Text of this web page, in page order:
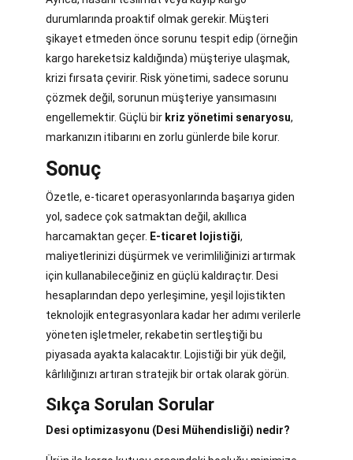
durumlarında proaktif olmak gerekir. Müşteri
şikayet etmeden önce sorunu tespit edip (örneğin
kargo hareketsiz kaldığında) müşteriye ulaşmak,
krizi fırsata çevirir. Risk yönetimi, sadece sorunu
çözmek değil, sorunun müşteriye yansımasını
engellemektir. Güçlü bir kriz yönetimi senaryosu,
markanızın itibarını en zorlu günlerde bile korur.
Sonuç
Özetle, e-ticaret operasyonlarında başarıya giden
yol, sadece çok satmaktan değil, akıllıca
harcamaktan geçer. E-ticaret lojistiği,
maliyetlerinizi düşürmek ve verimliliğinizi artırmak
için kullanabileceğiniz en güçlü kaldıraçtır. Desi
hesaplarından depo yerleşimine, yeşil lojistikten
teknolojik entegrasyonlara kadar her adımı verilerle
yöneten işletmeler, rekabetin sertleştiği bu
piyasada ayakta kalacaktır. Lojistiği bir yük değil,
kârlılığınızı artıran stratejik bir ortak olarak görün.
Sıkça Sorulan Sorular
Desi optimizasyonu (Desi Mühendisliği) nedir?